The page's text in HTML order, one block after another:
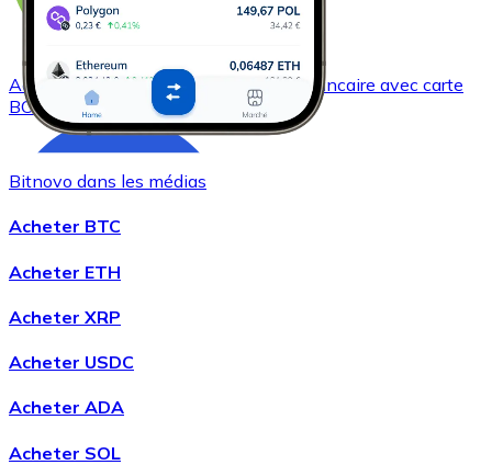
AcheterBitcoin Cash avec virement bancaire avec carte
BCH
Acheter Chainlink
LINK
Bitnovo dans les médias
Acheter BTC
Acheter ETH
Acheter XRP
Acheter USDC
Acheter ADA
Acheter SOL